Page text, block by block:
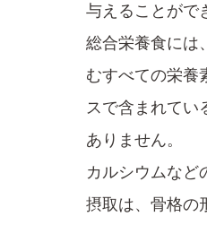
与えることがで
総合栄養食​には
むすべての栄養
スで含まれてい
ありません。
カルシウムなど
摂取は、骨格の